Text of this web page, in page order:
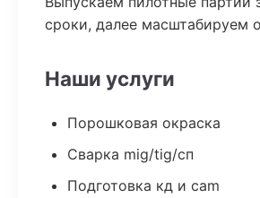
сроки, далее масштабируем
Наши услуги
Порошковая окраска
Сварка mig/tig/сп
Подготовка кд и cam